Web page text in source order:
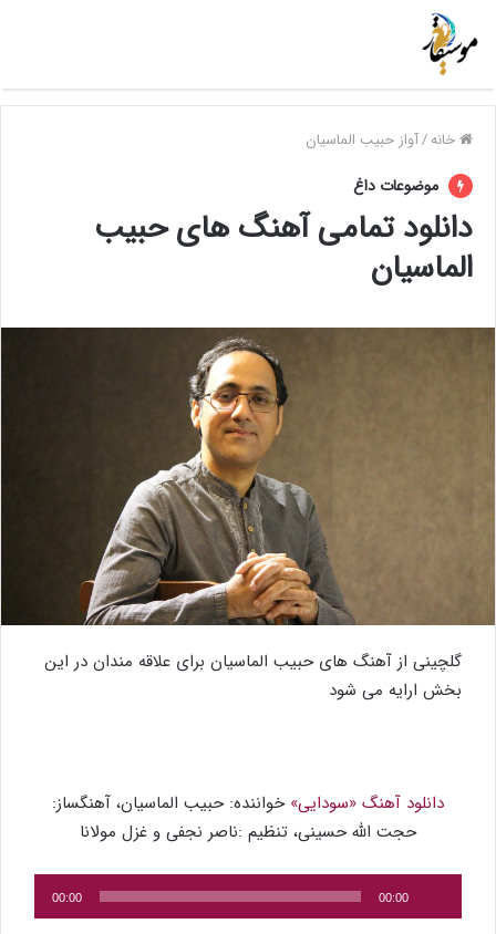
خانه/آواز حبیب الماسیان
موضوعات داغ
دانلود تمامی آهنگ های حبیب
الماسیان
گلچینی از آهنگ های حبیب الماسیان برای علاقه مندان در این
بخش ارایه می شود
دانلود آهنگ «سودایی» خواننده: حبیب الماسیان، آهنگساز:
حجت الله حسینی، تنظیم :ناصر نجفی و غزل مولانا
پخش‌کننده
صوت
00:00
00:00